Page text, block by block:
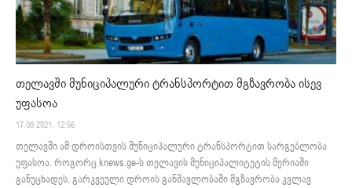
თელავში მუნიციპალური ტრანსპორტით მგზავრობა ისევ
უფასოა
17.09.2021. 12:56
თელავში ამ დროისთვის მუნიციპალური ტრანსპორტით სარგებლობა
უფასოა. როგორც knews.ge-ს თელავის მუნიციპალიტეტის მერიაში
განუცხადეს, გარკვეული დროის განმავლობაში მგზავრობა კვლავ